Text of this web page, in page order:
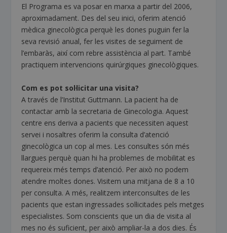
El Programa es va posar en marxa a partir del 2006,
aproximadament. Des del seu inici, oferim atenció
mèdica ginecològica perquè les dones puguin fer la
seva revisió anual, fer les visites de seguiment de
l’embaràs, així com rebre assistència al part. També
practiquem intervencions quirúrgiques ginecològiques.
Com es pot sol·licitar una visita?
A través de l’Institut Guttmann. La pacient ha de
contactar amb la secretaria de Ginecologia. Aquest
centre ens deriva a pacients que necessiten aquest
servei i nosaltres oferim la consulta d’atenció
ginecològica un cop al mes. Les consultes són més
llargues perquè quan hi ha problemes de mobilitat es
requereix més temps d’atenció. Per això no podem
atendre moltes dones. Visitem una mitjana de 8 a 10
per consulta. A més, realitzem interconsultes de les
pacients que estan ingressades sol·licitades pels metges
especialistes. Som conscients que un dia de visita al
mes no és suficient, per això ampliar-la a dos dies. És